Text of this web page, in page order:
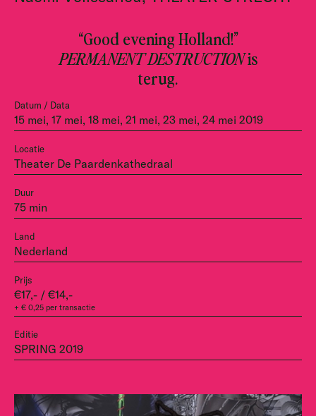
Datum / Data
15 mei, 17 mei, 18 mei, 21 mei, 23 mei, 24 mei 2019
Locatie
Theater De Paardenkathedraal
Duur
75 min
Land
Nederland
Prijs
€17,- / €14,-
+ € 0,25 per transactie
Editie
SPRING 2019
“Good evening Holland!”
PERMANENT DESTRUCTIONis
terug.